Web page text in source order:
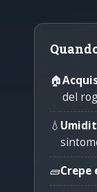
🏠
del
💧
🧱Crepe